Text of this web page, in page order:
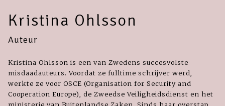
Kristina Ohlsson
Auteur
Kristina Ohlsson is een van Zwedens succesvolste
misdaadauteurs. Voordat ze fulltime schrijver werd,
werkte ze voor OSCE (Organisation for Security and
Cooperation Europe), de Zweedse Veiligheidsdienst en het
ministerie van Buitenlandse Zaken. Sinds haar overstap